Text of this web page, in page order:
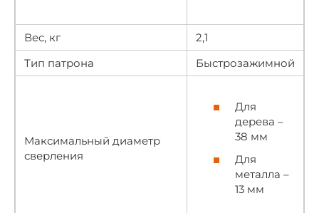
Вес, кг
2,1
Тип патрона
Быстрозажимной
Максимальный диаметр
сверления
Для
дерева –
38 мм
Для
металла –
13 мм